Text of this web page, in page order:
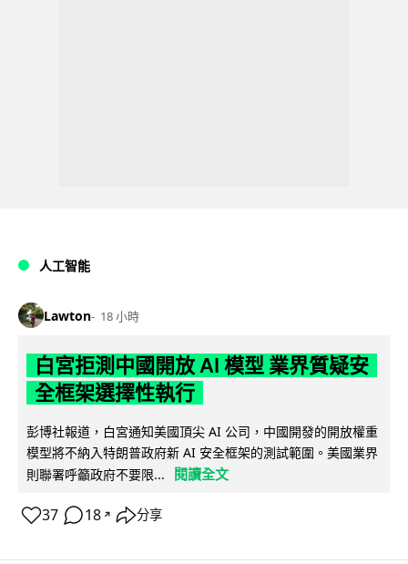
人工智能
Lawton 18 小時
白宮拒測中國開放 AI 模型 業界質疑安
全框架選擇性執行
彭博社報道，白宮通知美國頂尖 AI 公司，中國開發的開放權重
模型將不納入特朗普政府新 AI 安全框架的測試範圍。美國業界
則聯署呼籲政府不要限...
閱讀全文
37 18 ↗ 分享